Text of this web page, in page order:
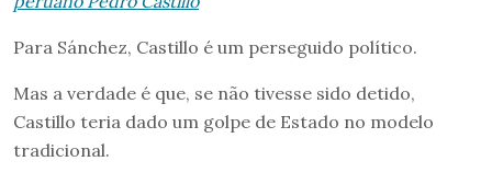
Para Sánchez, Castillo é um perseguido político.
Mas a verdade é que, se não tivesse sido detido,
Castillo teria dado um golpe de Estado no modelo
tradicional.